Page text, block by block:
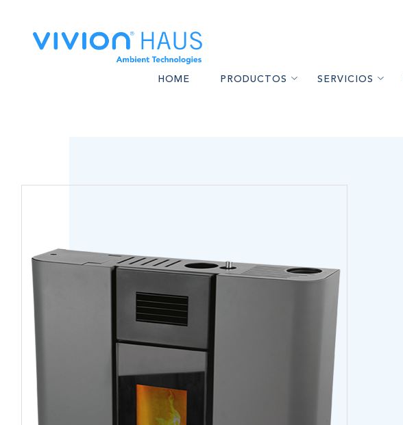
HOME PRODUCTOS
ALTA GAMA
ACCESORIOS PARA EQUIPOS
PELLETS DE MADERA CERTIFICADO
HOGAR INTELIGENTE
SERVICIOS